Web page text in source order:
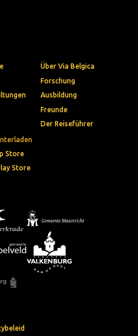
Store
Store
Über Via Belgica
Forschung
Ausbildung
Freunde
Der Reiseführer